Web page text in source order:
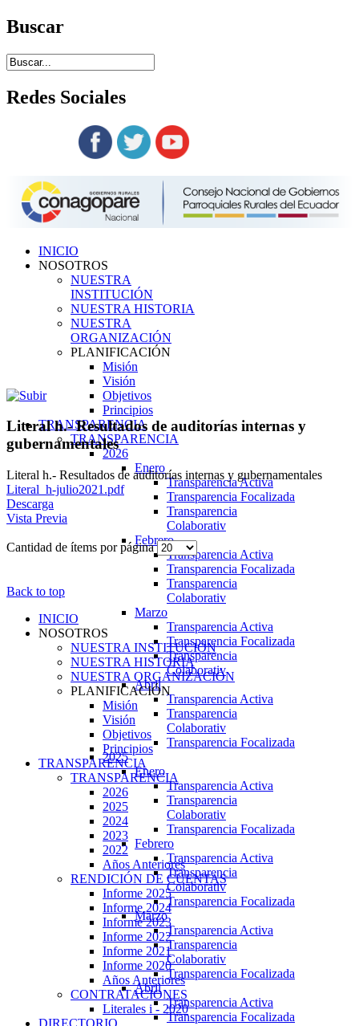
Buscar
Redes Sociales
INICIO
NOSOTROS
NUESTRA
INSTITUCIÓN
NUESTRA HISTORIA
NUESTRA
ORGANIZACIÓN
PLANIFICACIÓN
Misión
Visión
Objetivos
Principios
TRANSPARENCIA
TRANSPARENCIA
2026
Enero
Transparencia Activa
Transparencia Focalizada
Transparencia
Colaborativ
Febrero
Transparencia Activa
Transparencia Focalizada
Transparencia
Colaborativ
Marzo
Transparencia Activa
Transparencia Focalizada
Transparencia
Colaborativ
Abril
Transparencia Activa
Transparencia
Colaborativ
Transparencia Focalizada
2025
Enero
Transparencia Activa
Transparencia
Colaborativ
Transparencia Focalizada
Febrero
Transparencia Activa
Transparencia
Colaborativ
Transparencia Focalizada
Marzo
Transparencia Activa
Transparencia
Colaborativ
Transparencia Focalizada
Abril
Transparencia Activa
Transparencia Focalizada
Literal h.- Resultados de auditorías internas y
gubernamentales
Literal h.- Resultados de auditorías internas y gubernamentales
Literal_h-julio2021.pdf
Descarga
Vista Previa
Cantidad de ítems por página
Back to top
INICIO
NOSOTROS
NUESTRA INSTITUCIÓN
NUESTRA HISTORIA
NUESTRA ORGANIZACIÓN
PLANIFICACIÓN
Misión
Visión
Objetivos
Principios
TRANSPARENCIA
TRANSPARENCIA
2026
2025
2024
2023
2022
Años Anteriores
RENDICIÓN DE CUENTAS
Informe 2025
Informe 2024
Informe 2023
Informe 2022
Informe 2021
Informe 2020
Años Anteriores
CONTRATACIONES
Literales i - 2020
DIRECTORIO